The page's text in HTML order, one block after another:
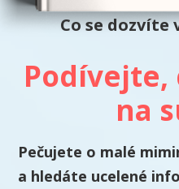
Co se dozvíte
Podívejte,
na
Pečujete o malé
a hledáte ucelené